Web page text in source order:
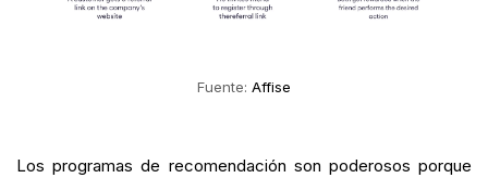
Fuente: Affise
Los programas de recomendación son poderosos porque